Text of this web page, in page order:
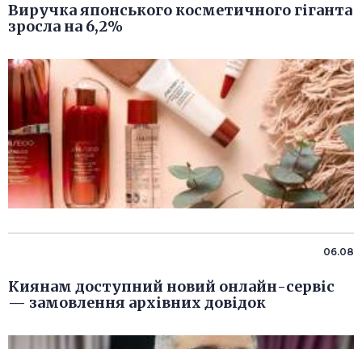
Виручка японського косметичного гіганта
зросла на 6,2%
06.08
Киянам доступний новий онлайн-сервіс
— замовлення архівних довідок